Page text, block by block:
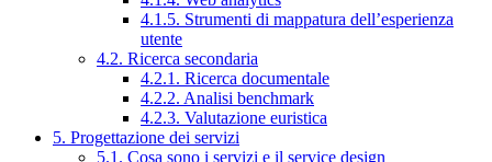
4.1.5. Strumenti di mappatura dell’esperienza
utente
4.2. Ricerca secondaria
4.2.1. Ricerca documentale
4.2.2. Analisi benchmark
4.2.3. Valutazione euristica
5. Progettazione dei servizi
5.1. Cosa sono i servizi e il service design